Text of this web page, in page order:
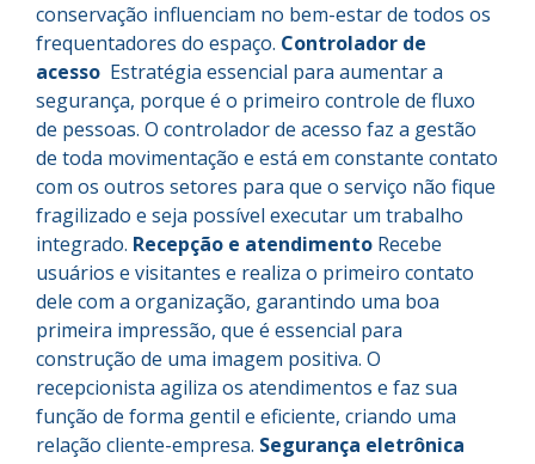
conservação influenciam no bem-estar de todos os
frequentadores do espaço. Controlador de
acesso Estratégia essencial para aumentar a
segurança, porque é o primeiro controle de fluxo
de pessoas. O controlador de acesso faz a gestão
de toda movimentação e está em constante contato
com os outros setores para que o serviço não fique
fragilizado e seja possível executar um trabalho
integrado. Recepção e atendimento Recebe
usuários e visitantes e realiza o primeiro contato
dele com a organização, garantindo uma boa
primeira impressão, que é essencial para
construção de uma imagem positiva. O
recepcionista agiliza os atendimentos e faz sua
função de forma gentil e eficiente, criando uma
relação cliente-empresa. Segurança eletrônica